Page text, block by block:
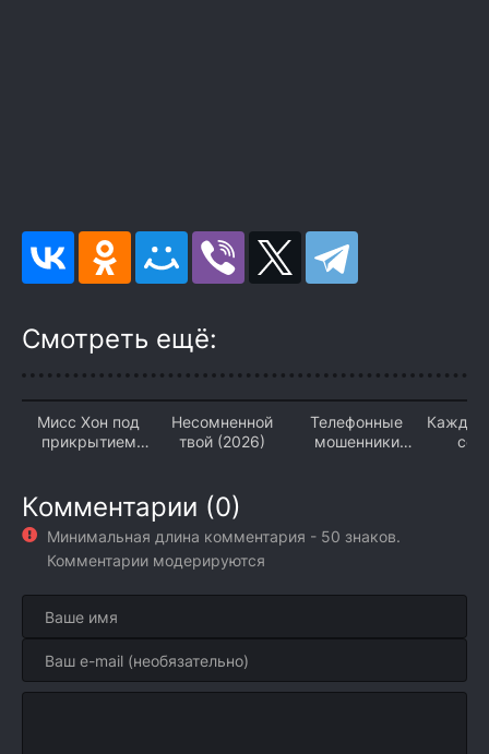
Смотреть ещё:
Мисс Хон под
прикрытием
Несомненной
твой (2026)
Телефонные
мошенники
Каждый
со
Комментарии (0)
Минимальная длина комментария - 50 знаков.
Комментарии модерируются